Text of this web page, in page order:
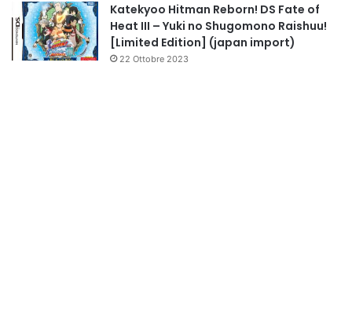
Katekyoo Hitman Reborn! DS Fate of
Heat III – Yuki no Shugomono Raishuu!
[Limited Edition] (japan import)
22 Ottobre 2023